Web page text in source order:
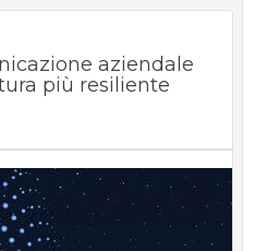
aziendale
più resiliente